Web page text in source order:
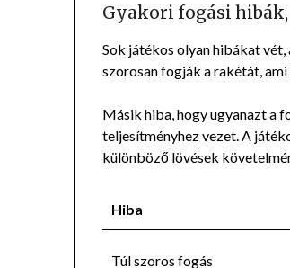
Gyakori fogási
Sok játékos olyan hibákat
szorosan fogják a rakétát,
Másik hiba, hogy ugyanazt a
teljesítményhez vezet. A
különböző lövések
Hiba
Túl szoros fogás